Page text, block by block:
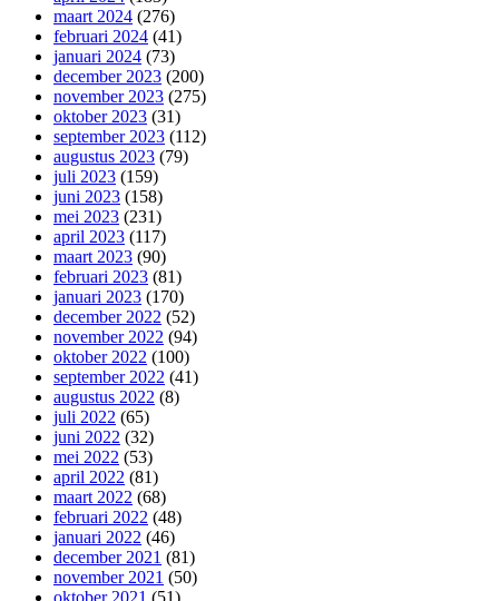
maart 2024 (276)
februari 2024 (41)
januari 2024 (73)
december 2023 (200)
november 2023 (275)
oktober 2023 (31)
september 2023 (112)
augustus 2023 (79)
juli 2023 (159)
juni 2023 (158)
mei 2023 (231)
april 2023 (117)
maart 2023 (90)
februari 2023 (81)
januari 2023 (170)
december 2022 (52)
november 2022 (94)
oktober 2022 (100)
september 2022 (41)
augustus 2022 (8)
juli 2022 (65)
juni 2022 (32)
mei 2022 (53)
april 2022 (81)
maart 2022 (68)
februari 2022 (48)
januari 2022 (46)
december 2021 (81)
november 2021 (50)
oktober 2021 (51)